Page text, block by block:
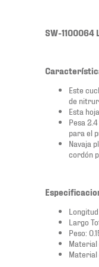
SW-1100064
Este
de
Esta
Pesa
para el
Navaja
cordón
Largo
Peso:
Material
Material